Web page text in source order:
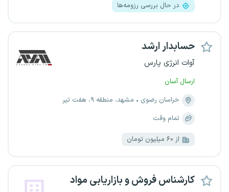
در حال بررسی رزومه‌ها
حسابدار ارشد
آوات انرژی پارس
ارسال آسان
خراسان رضوی
مشهد، منطقه ۹، هفت تیر
تمام وقت
از ۶۰ میلیون تومان
کارشناس فروش و بازاریابی مواد